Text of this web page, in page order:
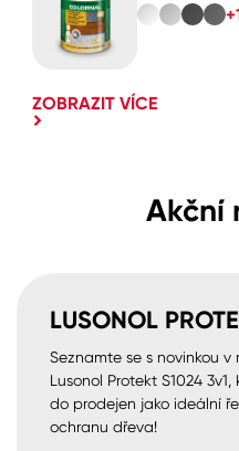
ZOBRAZIT VÍCE
Akční
LUSONOL
Seznamte se s novinkou
Lusonol Protekt S1024
do prodejen jako ideální
ochranu dřeva!